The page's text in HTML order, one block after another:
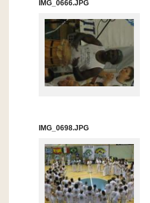
IMG_0666.JPG
IMG_0698.JPG